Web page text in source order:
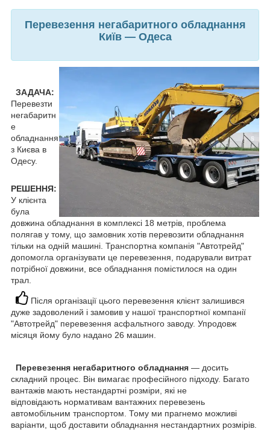
Перевезення негабаритного обладнання
Київ — Одеса
ЗАДАЧА:
Перевезти
негабаритн
е
обладнання
з Києва в
Одесу.
РЕШЕННЯ:
У клієнта
була
довжина обладнання в комплексі 18 метрів, проблема
полягав у тому, що замовник хотів перевозити обладнання
тільки на одній машині. Транспортна компанія "Автотрейд"
допомогла організувати це перевезення, подарували витрат
потрібної довжини, все обладнання помістилося на один
трал.
Після організації цього перевезення клієнт залишився
дуже задоволений і замовив у нашої транспортної компанії
"Автотрейд" перевезення асфальтного заводу. Упродовж
місяця йому було надано 26 машин.
Перевезення негабаритного обладнання — досить
складний процес. Він вимагає професійного підходу. Багато
вантажів мають нестандартні розміри, які не
відповідають нормативам вантажних перевезень
автомобільним транспортом. Тому ми прагнемо можливі
варіанти, щоб доставити обладнання нестандартних розмірів.